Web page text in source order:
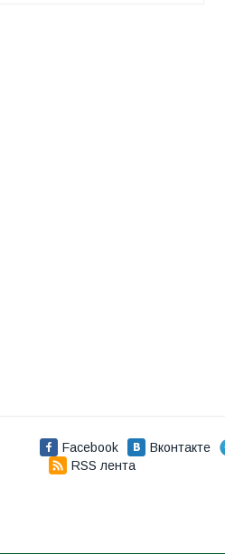
Facebook Вконтакте
RSS лента